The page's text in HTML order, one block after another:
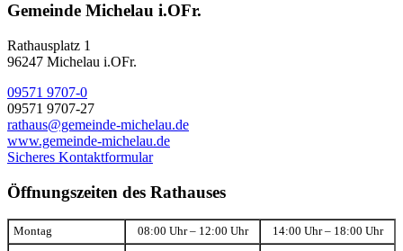
Gemeinde Michelau i.OFr.
Rathausplatz 1
96247 Michelau i.OFr.
09571 9707-0
09571 9707-27
rathaus@gemeinde-michelau.de
www.gemeinde-michelau.de
Sicheres Kontaktformular
Öffnungszeiten des Rathauses
Montag 08:00 Uhr – 12:00 Uhr 14:00 Uhr – 18:00 Uhr